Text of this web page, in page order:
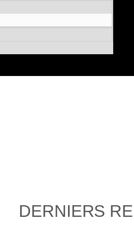
DERNIERS